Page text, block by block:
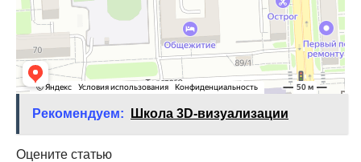
Рекомендуем: Школа 3D-визуализации
Оцените статью